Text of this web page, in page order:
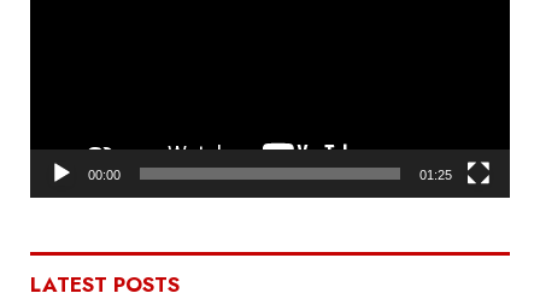
00:00 01:25
LATEST POSTS